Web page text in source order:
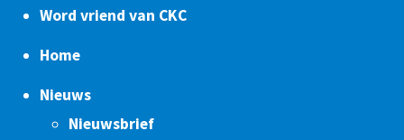
Word vriend van CKC
Home
Nieuws
Nieuwsbrief